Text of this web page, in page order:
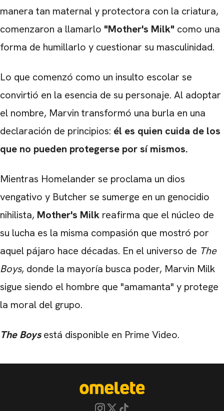
manera tan maternal y protectora con la criatura,
comenzaron a llamarlo "Mother's Milk" como una
forma de humillarlo y cuestionar su masculinidad.
Lo que comenzó como un insulto escolar se
convirtió en la esencia de su personaje. Al adoptar
el nombre, Marvin transformó una burla en una
declaración de principios: él es quien cuida de los
que no pueden protegerse por sí mismos.
Mientras Homelander se proclama un dios
vengativo y Butcher se sumerge en un genocidio
nihilista, Mother's Milk reafirma que el núcleo de
su lucha es la misma compasión que mostró por
aquel pájaro hace décadas. En el universo de The
Boys, donde la mayoría busca poder, Marvin Milk
sigue siendo el hombre que "amamanta" y protege
la moral del grupo.
The Boysestá disponible en Prime Video.